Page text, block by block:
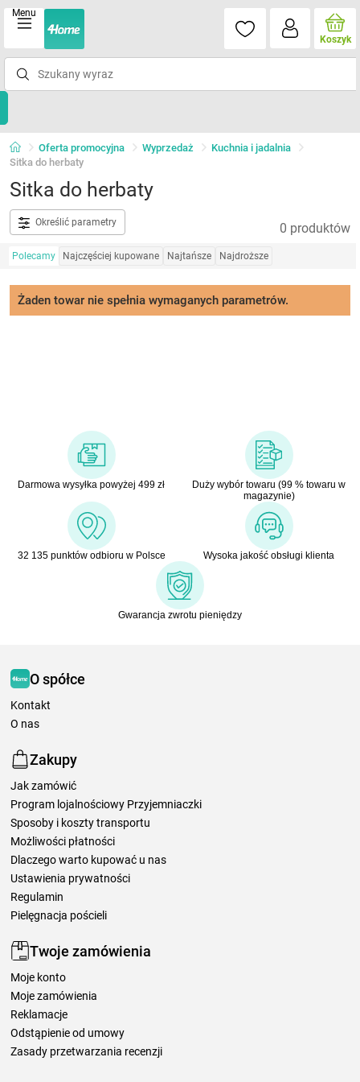
Menu
Koszyk
Oferta promocyjna Wyprzedaż
Kuchnia i jadalnia
Sitka do herbaty
Sitka do herbaty
Określić parametry 0 produktów
Polecamy Najczęściej kupowane Najtańsze Najdroższe
Żaden towar nie spełnia wymaganych parametrów.
Darmowa wysyłka powyżej 499 zł
Duży wybór towaru (99 % towaru w
magazynie)
32 135 punktów odbioru w Polsce Wysoka jakość obsługi klienta
Gwarancja zwrotu pieniędzy
O spółce
Kontakt
O nas
Zakupy
Jak zamówić
Program lojalnościowy Przyjemniaczki
Sposoby i koszty transportu
Możliwości płatności
Dlaczego warto kupować u nas
Ustawienia prywatności
Regulamin
Pielęgnacja pościeli
Twoje zamówienia
Moje konto
Moje zamówienia
Reklamacje
Odstąpienie od umowy
Zasady przetwarzania recenzji